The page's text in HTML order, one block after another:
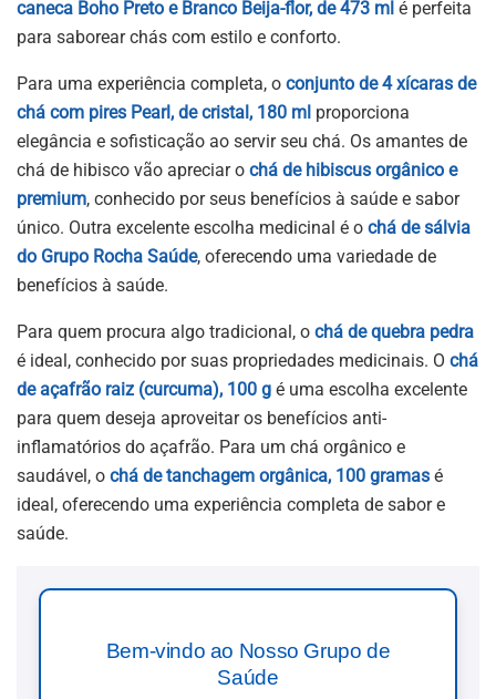
caneca Boho Preto e Branco Beija-flor, de 473 ml é perfeita
para saborear chás com estilo e conforto.
Para uma experiência completa, o conjunto de 4 xícaras de
chá com pires Pearl, de cristal, 180 ml proporciona
elegância e sofisticação ao servir seu chá. Os amantes de
chá de hibisco vão apreciar o chá de hibiscus orgânico e
premium, conhecido por seus benefícios à saúde e sabor
único. Outra excelente escolha medicinal é o chá de sálvia
do Grupo Rocha Saúde, oferecendo uma variedade de
benefícios à saúde.
Para quem procura algo tradicional, o chá de quebra pedra
é ideal, conhecido por suas propriedades medicinais. O chá
de açafrão raiz (curcuma), 100 g é uma escolha excelente
para quem deseja aproveitar os benefícios anti-
inflamatórios do açafrão. Para um chá orgânico e
saudável, o chá de tanchagem orgânica, 100 gramas é
ideal, oferecendo uma experiência completa de sabor e
saúde.
Bem-vindo ao Nosso Grupo de
Saúde